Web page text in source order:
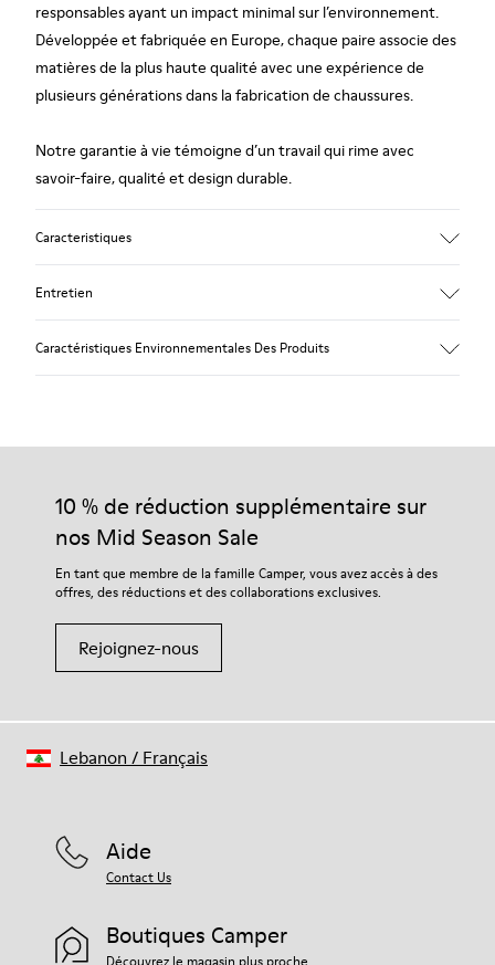
responsables ayant un impact minimal sur l’environnement.
Développée et fabriquée en Europe, chaque paire associe des
matières de la plus haute qualité avec une expérience de
plusieurs générations dans la fabrication de chaussures.
Notre garantie à vie témoigne d’un travail qui rime avec
savoir-faire, qualité et design durable.
Caracteristiques
Multicolore
Semelle extérieure/Caractéristiques
Semelle intérieure en PU
67,92 % cuir de vachette, 32,08 % PET recyclé
Entretien
Pour obtenir des instructions détaillées sur l’entretien de
votre paire de chaussures, consultez notre
Caractéristiques Environnementales Des Produits
10 % de réduction supplémentaire sur
nos Mid Season Sale
En tant que membre de la famille Camper, vous avez accès à des
offres, des réductions et des collaborations exclusives.
Rejoignez-nous
Aide
Contact Us
Boutiques Camper
Découvrez le magasin plus proche
Lebanon / Français